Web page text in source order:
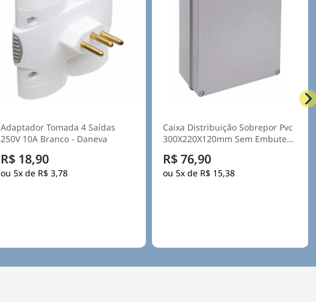
Adaptador Tomada 4 Saídas
250V 10A Branco - Daneva
R$ 18,90
5x de R$ 3,78
Caixa Distribuição Sobrepor Pvc
300X220X120mm Sem Embutes
R$ 76,90
5x de R$ 15,38